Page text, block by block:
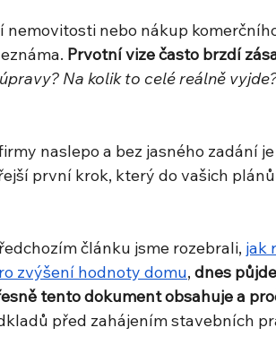
nemovitosti nebo nákup
Prvotní vize často brzdí
Na kolik to celé reálně
naslepo a bez jasného zadání
první krok, který do vašich
článku jsme rozebrali, jak
zvýšení hodnoty domu, dnes
tento dokument obsahuje a
před zahájením stavebních